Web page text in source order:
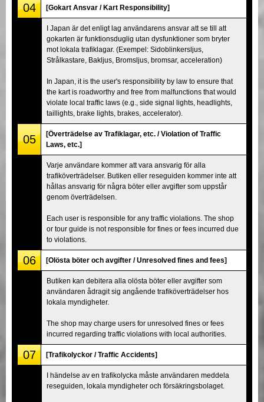
04 [Gokart Ansvar / Kart Responsibility]
I Japan är det enligt lag användarens ansvar att se till att
gokarten är funktionsduglig utan dysfunktioner som bryter
mot lokala trafiklagar. (Exempel: Sidoblinkersljus,
Strålkastare, Bakljus, Bromsljus, bromsar, acceleration)
In Japan, it is the user's responsibility by law to ensure that
the kart is roadworthy and free from malfunctions that would
violate local traffic laws (e.g., side signal lights, headlights,
taillights, brake lights, brakes, accelerator).
05
[Överträdelse av Trafiklagar, etc. / Violation of Traffic
Laws, etc.]
Varje användare kommer att vara ansvarig för alla
trafiköverträdelser. Butiken eller reseguiden kommer inte att
hållas ansvarig för några böter eller avgifter som uppstår
genom överträdelsen.
Each user is responsible for any traffic violations. The shop
or tour guide is not responsible for fines or fees incurred due
to violations.
06 [Olösta böter och avgifter / Unresolved fines and fees]
Butiken kan debitera alla olösta böter eller avgifter som
användaren ådragit sig angående trafiköverträdelser hos
lokala myndigheter.
The shop may charge users for unresolved fines or fees
incurred regarding traffic violations with local authorities.
07 [Trafikolyckor / Traffic Accidents]
I händelse av en trafikolycka måste användaren meddela
reseguiden, lokala myndigheter och försäkringsbolaget.